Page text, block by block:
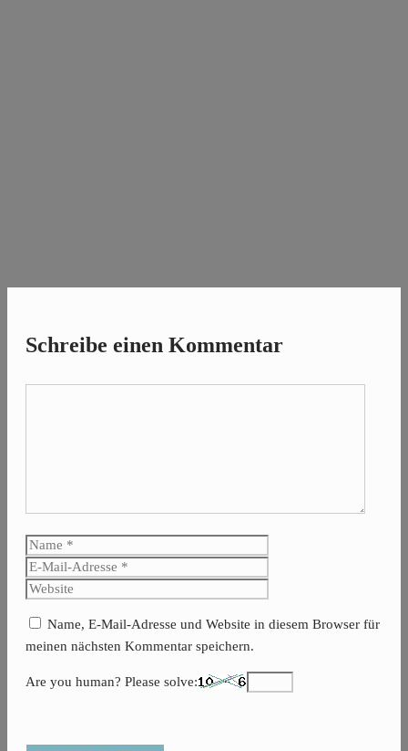
Schreibe einen Kommentar
Name
Name, E-Mail-Adresse und Website in diesem Browser für
meinen nächsten Kommentar speichern.
Are you human? Please solve: